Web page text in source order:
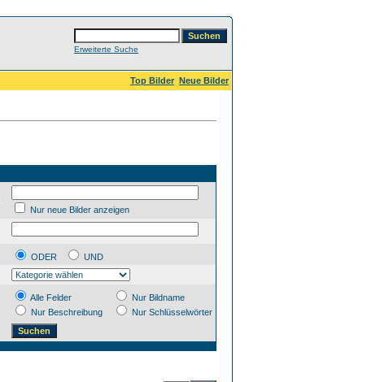
Erweiterte Suche
Top Bilder Neue Bilder
Nur neue Bilder anzeigen
ODER
UND
Alle Felder
Nur Bildname
Nur Beschreibung
Nur Schlüsselwörter